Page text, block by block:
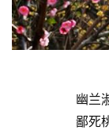
幽兰
鄙死